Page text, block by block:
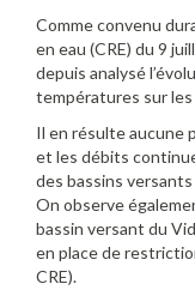
Comme convenu
en eau (CRE) du 9
depuis analysé
températures sur
Il en résulte aucune
et les débits
des bassins
On observe
bassin versant du
en place de
CRE).